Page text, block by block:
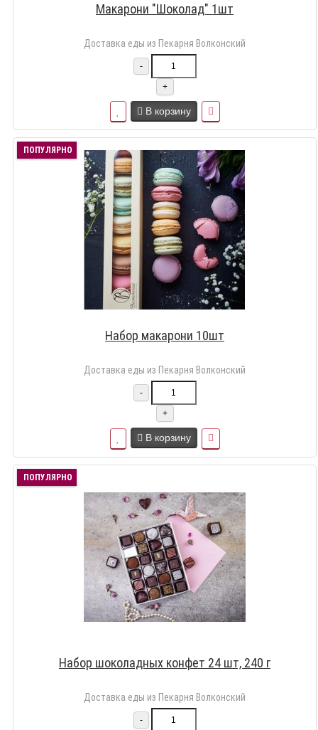
Макарони "Шоколад" 1шт
Доставка еды из Пекарня Волконский
-
+
В корзину
ПОПУЛЯРНО
Набор макарони 10шт
Доставка еды из Пекарня Волконский
-
+
В корзину
ПОПУЛЯРНО
Набор шоколадных конфет 24 шт, 240 г
Доставка еды из Пекарня Волконский
-